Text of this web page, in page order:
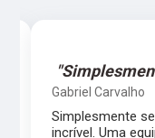
Gabriel Carvalho
Simplesmente
incrível. Uma